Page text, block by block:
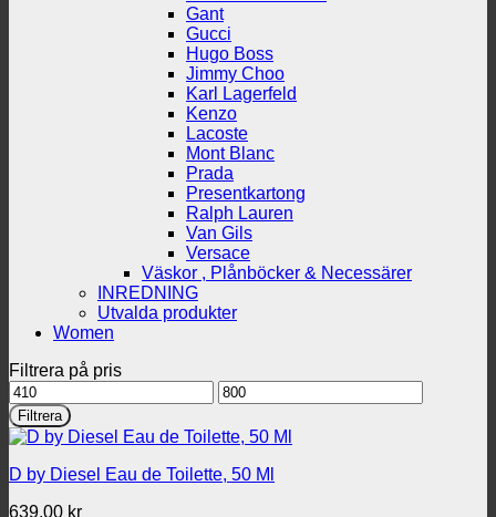
Gant
Gucci
Hugo Boss
Jimmy Choo
Karl Lagerfeld
Kenzo
Lacoste
Mont Blanc
Prada
Presentkartong
Ralph Lauren
Van Gils
Versace
Väskor , Plånböcker & Necessärer
INREDNING
Utvalda produkter
Women
Filtrera på pris
Min
pris
Max
pris
Filtrera
D by Diesel Eau de Toilette, 50 Ml
639.00 kr